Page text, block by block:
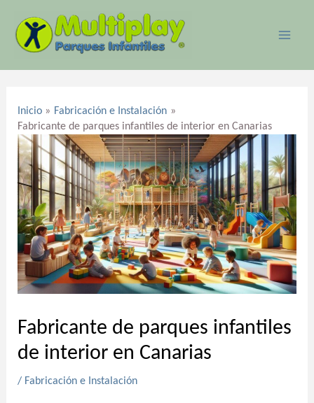
contenido
Inicio
Fabricación e Instalación
Fabricante de parques infantiles de interior en Canarias
Fabricante de parques infantiles
de interior en Canarias
/ Fabricación e Instalación
entradas